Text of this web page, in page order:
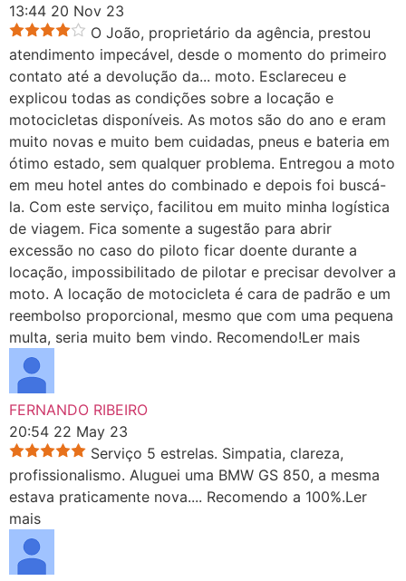
13:44 20 Nov 23
O João, proprietário da agência, prestou
atendimento impecável, desde o momento do primeiro
contato até a devolução da... moto. Esclareceu e
explicou todas as condições sobre a locação e
motocicletas disponíveis. As motos são do ano e eram
muito novas e muito bem cuidadas, pneus e bateria em
ótimo estado, sem qualquer problema. Entregou a moto
em meu hotel antes do combinado e depois foi buscá-
la. Com este serviço, facilitou em muito minha logística
de viagem. Fica somente a sugestão para abrir
excessão no caso do piloto ficar doente durante a
locação, impossibilitado de pilotar e precisar devolver a
moto. A locação de motocicleta é cara de padrão e um
reembolso proporcional, mesmo que com uma pequena
multa, seria muito bem vindo. Recomendo!Ler mais
FERNANDO RIBEIRO
20:54 22 May 23
Serviço 5 estrelas. Simpatia, clareza,
profissionalismo. Aluguei uma BMW GS 850, a mesma
estava praticamente nova.... Recomendo a 100%.Ler
mais